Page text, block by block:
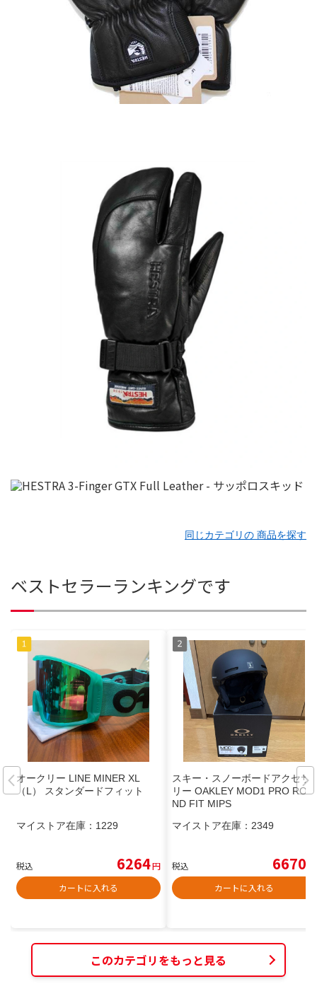
同じカテゴリの 商品を探す
ベストセラーランキングです
オークリー LINE MINER XL
（L） スタンダードフィット
マイストア在庫： 1229
税込 6264円
カートに入れる
スキー・スノーボードアクセサ
リー OAKLEY MOD1 PRO ROU
ND FIT MIPS
マイストア在庫： 2349
税込 6670
カートに入れる
このカテゴリをもっと見る